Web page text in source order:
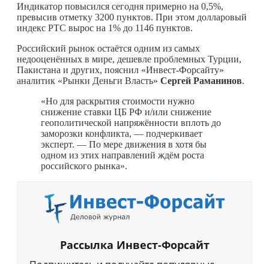
Индикатор повысился сегодня примерно на 0,5%,
превысив отметку 3200 пунктов. При этом долларовый
индекс РТС вырос на 1% до 1146 пунктов.
Российский рынок остаётся одним из самых
недооценённых в мире, дешевле проблемных Турции,
Пакистана и других, пояснил «Инвест-Форсайту»
аналитик «Рынки Деньги Власть» Сергей Раманинов.
«Но для раскрытия стоимости нужно
снижение ставки ЦБ РФ и/или снижение
геополитической напряжённости вплоть до
заморозки конфликта, — подчеркивает
эксперт. — По мере движения в хотя бы
одном из этих направлений ждём роста
российского рынка».
Рассылка Инвест-Форсайт